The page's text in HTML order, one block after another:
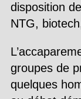
disposition
NTG,
groupes de
quelques